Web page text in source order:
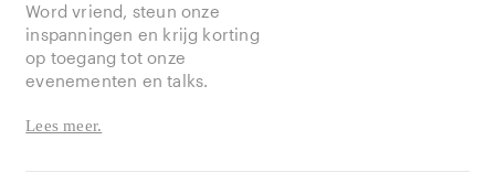
Word vriend, steun onze
inspanningen en krijg korting
op toegang tot onze
evenementen en talks.
Lees meer.